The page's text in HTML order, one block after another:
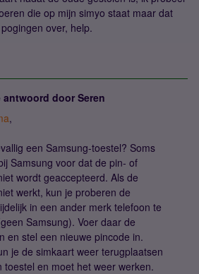
die op mijn simyo staat maar dat
over, help.
antwoord door Seren
,
een Samsung-toestel? Soms
Samsung voor dat de pin- of
wordt geaccepteerd. Als de
werkt, kun je proberen de
in een ander merk telefoon te
Samsung). Voer daar de
en stel een nieuwe pincode in.
je de simkaart weer terugplaatsen
toestel en moet het weer werken.